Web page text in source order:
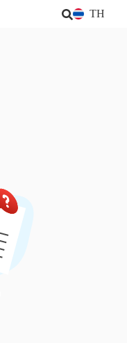
TH